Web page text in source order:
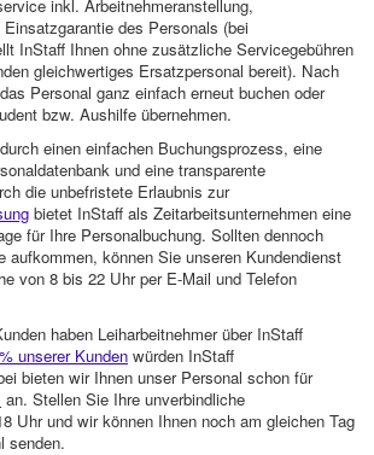
inkl. Arbeitnehmeranstellung,
Einsatzgarantie des Personals (bei
InStaff Ihnen ohne zusätzliche Servicegebühren
gleichwertiges Ersatzpersonal bereit). Nach
Personal ganz einfach erneut buchen oder
bzw. Aushilfe übernehmen.
einen einfachen Buchungsprozess, eine
und eine transparente
die unbefristete Erlaubnis zur
bietet InStaff als Zeitarbeitsunternehmen eine
für Ihre Personalbuchung. Sollten dennoch
aufkommen, können Sie unseren Kundendienst
von 8 bis 22 Uhr per E-Mail und Telefon
haben Leiharbeitnehmer über InStaff
unserer Kunden würden InStaff
bieten wir Ihnen unser Personal schon für
an. Stellen Sie Ihre unverbindliche
Uhr und wir können Ihnen noch am gleichen Tag
senden.